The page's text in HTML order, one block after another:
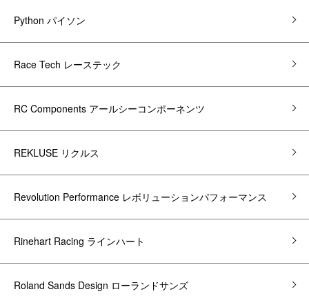
Python パイソン
Race Tech レーステック
RC Components アールシーコンポーネンツ
REKLUSE リクルス
Revolution Performance レボリューションパフォーマンス
Rinehart Racing ラインハート
Roland Sands Design ローランドサンズ